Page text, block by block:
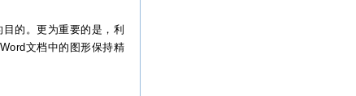
的。更为重要的是，利
文档中的图形保持精